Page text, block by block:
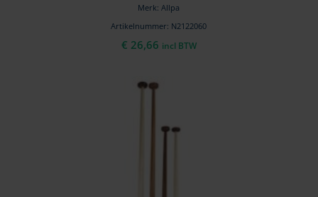
Merk: Allpa
Artikelnummer: N2122060
€ 26,66 incl BTW